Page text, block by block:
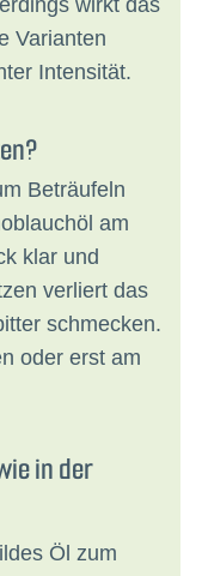
wirkt das
Varianten
Intensität.
Beträufeln
am
klar und
verliert das
schmecken.
oder erst am
in der
Öl zum